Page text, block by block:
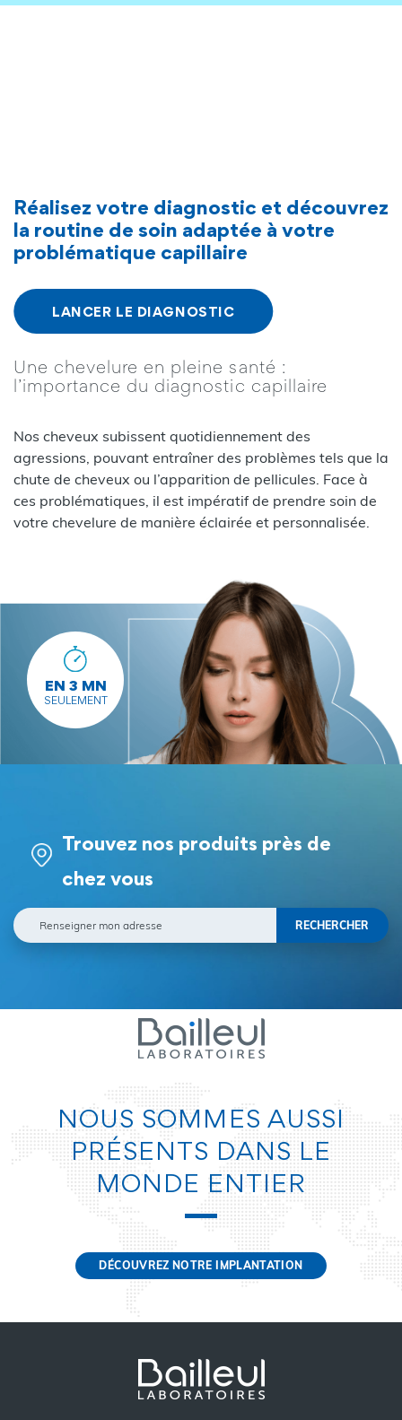
Réalisez votre diagnostic et découvrez
la routine de soin adaptée à votre
problématique capillaire
LANCER LE DIAGNOSTIC
Une chevelure en pleine santé :
l’importance du diagnostic capillaire
Nos cheveux subissent quotidiennement des
agressions, pouvant entraîner des problèmes tels que la
chute de cheveux ou l’apparition de pellicules. Face à
ces problématiques, il est impératif de prendre soin de
votre chevelure de manière éclairée et personnalisée.
EN 3 MN
SEULEMENT
Trouvez nos produits près de
chez vous
NOUS SOMMES AUSSI
PRÉSENTS DANS LE
MONDE ENTIER
DÉCOUVREZ NOTRE IMPLANTATION